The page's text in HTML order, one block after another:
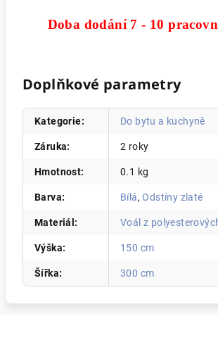
Doba dodání 7 - 10
Doplňkové parametry
Kategorie: Do bytu a kuchyně
Záruka: 2 roky
Hmotnost: 0.1 kg
Barva: Bílá,Odstíny zlaté
Materiál : Voál z
Výška: 150 cm
Šířka: 300 cm